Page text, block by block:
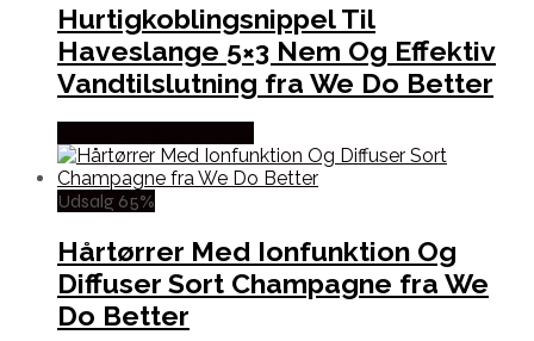
Hurtigkoblingsnippel Til
Haveslange 5×3 Nem Og Effektiv
Vandtilslutning fra We Do Better
Udsalg 65%
Hårtørrer Med Ionfunktion Og
Diffuser Sort Champagne fra We
Do Better